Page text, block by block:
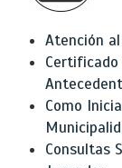
Atención
Como
Consultas